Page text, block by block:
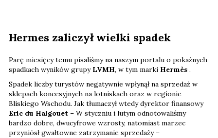
Hermes zaliczył wielki spadek
Parę miesięcy temu pisaliśmy na naszym portalu o pokaźnych
spadkach wyników grupy LVMH, w tym marki Hermès .
Spadek liczby turystów negatywnie wpłynął na sprzedaż w
sklepach koncesyjnych na lotniskach oraz w regionie
Bliskiego Wschodu. Jak tłumaczył wtedy dyrektor finansowy
Eric du Halgouet – W styczniu i lutym odnotowaliśmy
bardzo dobre, dwucyfrowe wzrosty, natomiast marzec
przyniósł gwałtowne zatrzymanie sprzedaży –